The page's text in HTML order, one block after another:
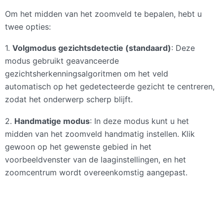
Om het midden van het zoomveld te bepalen, hebt u
twee opties:
1. Volgmodus gezichtsdetectie (standaard): Deze
modus gebruikt geavanceerde
gezichtsherkenningsalgoritmen om het veld
automatisch op het gedetecteerde gezicht te centreren,
zodat het onderwerp scherp blijft.
2. Handmatige modus: In deze modus kunt u het
midden van het zoomveld handmatig instellen. Klik
gewoon op het gewenste gebied in het
voorbeeldvenster van de laaginstellingen, en het
zoomcentrum wordt overeenkomstig aangepast.